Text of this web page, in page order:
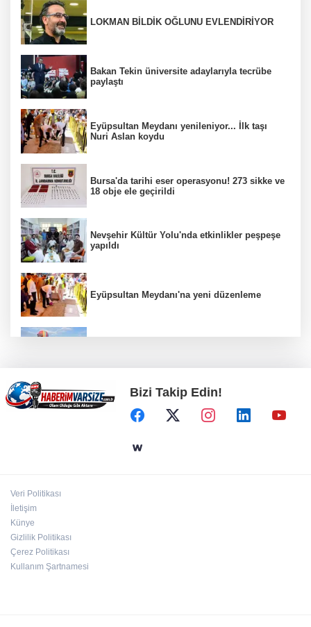
LOKMAN BİLDİK OĞLUNU EVLENDİRİYOR
Bakan Tekin üniversite adaylarıyla tecrübe
paylaştı
Eyüpsultan Meydanı yenileniyor... İlk taşı
Nuri Aslan koydu
Bursa'da tarihi eser operasyonu! 273 sikke ve
18 obje ele geçirildi
Nevşehir Kültür Yolu'nda etkinlikler peşpeşe
yapıldı
Eyüpsultan Meydanı'na yeni düzenleme
ATA Çiftliği Yoncaları Atatürk Parkı'na ulaştı
İstanbul Maltepe’de çocuklar kitapların renkli
Bizi Takip Edin!
Veri Politikası
İletişim
Künye
Gizlilik Politikası
Çerez Politikası
Kullanım Şartnamesi